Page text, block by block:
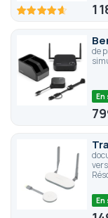
92.6100 1
de
En
En